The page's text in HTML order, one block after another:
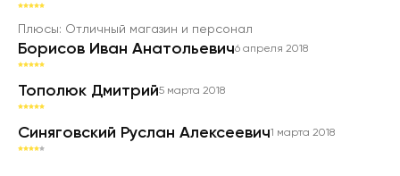
Борисов Иван Анатольевич6 апреля 2018
Тополюк Дмитрий5 марта 2018
Синяговский Руслан Алексеевич1 марта 2018